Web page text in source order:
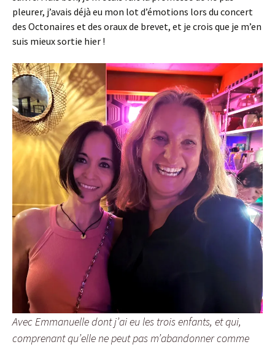
pleurer, j’avais déjà eu mon lot d’émotions lors du concert
des Octonaires et des oraux de brevet, et je crois que je m’en
suis mieux sortie hier !
Avec Emmanuelle dont j’ai eu les trois enfants, et qui,
comprenant qu’elle ne peut pas m’abandonner comme